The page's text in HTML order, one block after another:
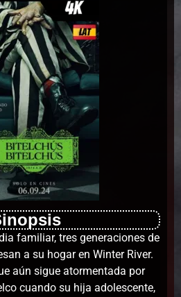
familiar, tres generaciones de
a su hogar en Winter River.
aún sigue atormentada por
cuando su hija adolescente,